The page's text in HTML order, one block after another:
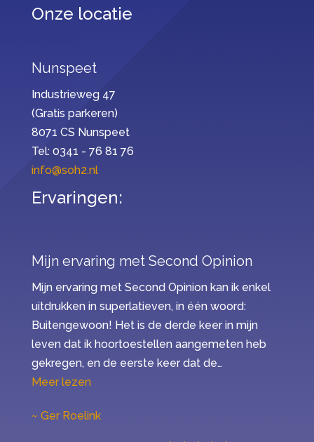
Onze locatie
Nunspeet
Industrieweg 47
(Gratis parkeren)
8071 CS Nunspeet
Tel: 0341 - 76 81 76
info@soh2.nl
Ervaringen:
Mijn ervaring met Second Opinion
Mijn ervaring met Second Opinion kan ik enkel
uitdrukken in superlatieven, in één woord:
Buitengewoon! Het is de derde keer in mijn
leven dat ik hoortoestellen aangemeten heb
gekregen, en de eerste keer dat de…
Meer lezen“Mijn ervaring met Second Opinion”
Ger Roelink